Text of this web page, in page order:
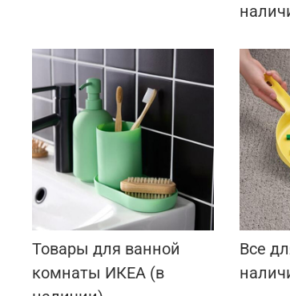
Товары для ванной
комнаты ИКЕА (в
Все